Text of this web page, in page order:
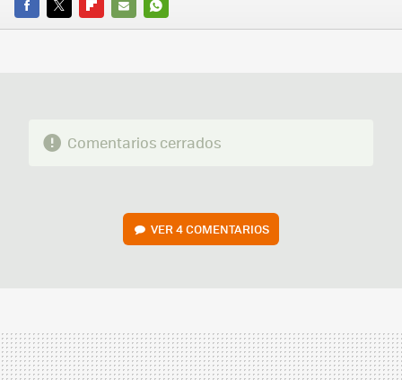
FACEBOOK
TWITTERFLIPBOARD
E-
WHATSAPP
Comentarios cerrados
VER4 COMENTARIOS